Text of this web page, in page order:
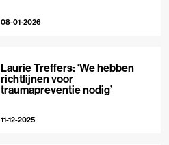
08-01-2026
Laurie Treffers: ‘We hebben
richtlijnen voor
traumapreventie nodig’
11-12-2025